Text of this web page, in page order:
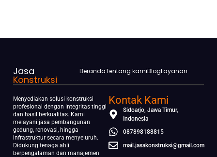
Jasa
Konstruksi
BerandaTentang kamiBlogLayanan
Menyediakan solusi konstruksi
profesional dengan integritas tinggi
dan hasil berkualitas. Kami
melayani jasa pembangunan
gedung, renovasi, hingga
infrastruktur secara menyeluruh.
Didukung tenaga ahli
berpengalaman dan manajemen
Kontak Kami
Sidoarjo, Jawa Timur,
Indonesia
087898188815
mail.jasakonstruksi@gmail.com